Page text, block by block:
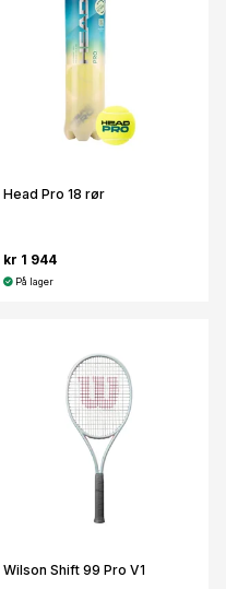
Head Pro 18 rør
kr 1 944
På lager
Wilson Shift 99 Pro V1